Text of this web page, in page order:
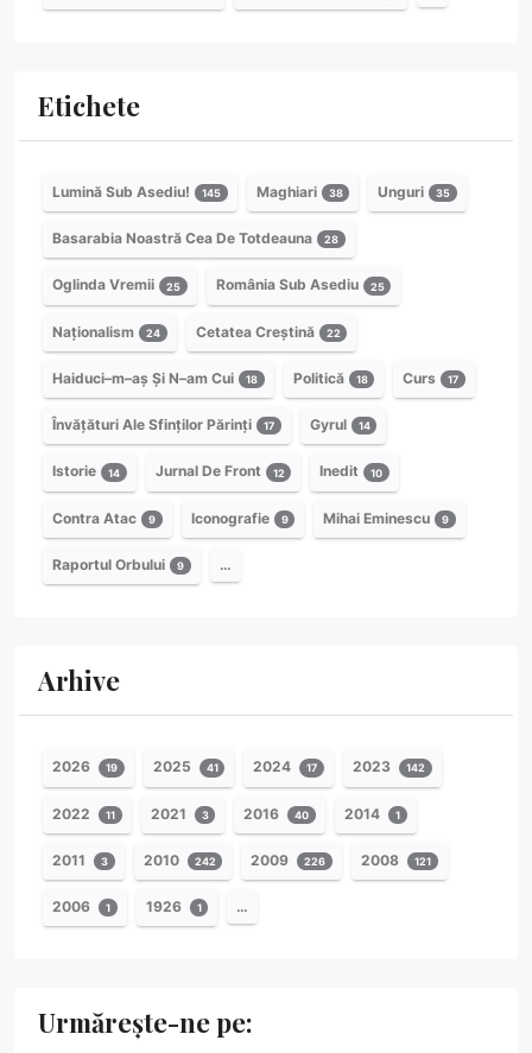
Etichete
Lumină Sub Asediu! 145 Maghiari 38 Unguri 35
Basarabia Noastră Cea De Totdeauna 28
Oglinda Vremii 25 România Sub Asediu 25
Naționalism 24 Cetatea Creștină 22
Haiduci–m–aș Și N–am Cui 18 Politică 18 Curs 17
Învățături Ale Sfinților Părinți 17 Gyrul 14
Istorie 14 Jurnal De Front 12 Inedit 10
Contra Atac 9 Iconografie 9 Mihai Eminescu 9
Raportul Orbului 9 …
Arhive
2026 19 2025 41 2024 17 2023 142
2022 11 2021 3 2016 40 2014 1
2011 3 2010 242 2009 226 2008 121
2006 1 1926 1 …
Urmărește-ne pe: